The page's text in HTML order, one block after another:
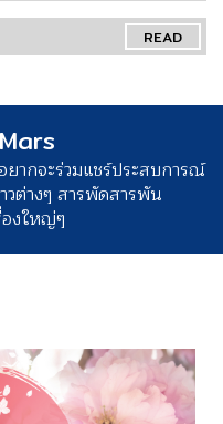
READ
ากจะร่วมแชร์ประสบการณ์
วต่างๆ สารพัดสารพัน
องใหญ่ๆ